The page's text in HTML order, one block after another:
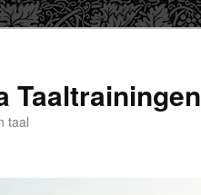
Taaltrainingen
taal